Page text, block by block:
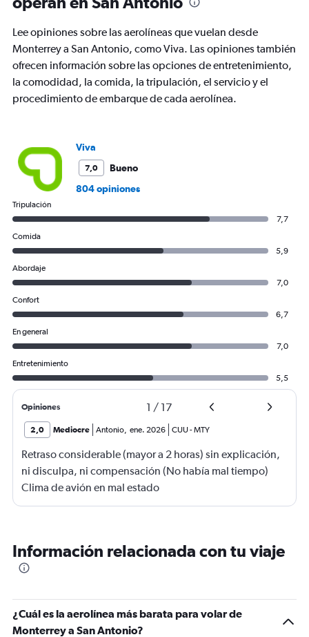
chart
1
Y
axis
Number
of
to
2.4.
Lee opiniones sobre las aerolíneas que vuelan desde
Monterrey a San Antonio, como Viva. Las opiniones también
ofrecen información sobre las opciones de entretenimiento,
la comodidad, la comida, la tripulación, el servicio y el
procedimiento de embarque de cada aerolínea.
Viva
7,0
Bueno
804 opiniones
Tripulación
7,7
Comida
5,9
Abordaje
7,0
Confort
6,7
En general
7,0
Entretenimiento
5,5
Opiniones 1 / 17
2,0 Mediocre Antonio, ene. 2026 CUU-MTY
Retraso considerable (mayor a 2 horas) sin explicación,
ni disculpa, ni compensación (No había mal tiempo)
Clima de avión en mal estado
Información relacionada con tu viaje
¿Cuál es la aerolínea más barata para volar de
Monterrey a San Antonio?